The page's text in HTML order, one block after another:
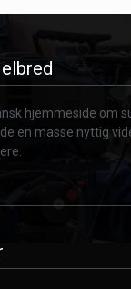
hjemmeside om
en masse nyttig